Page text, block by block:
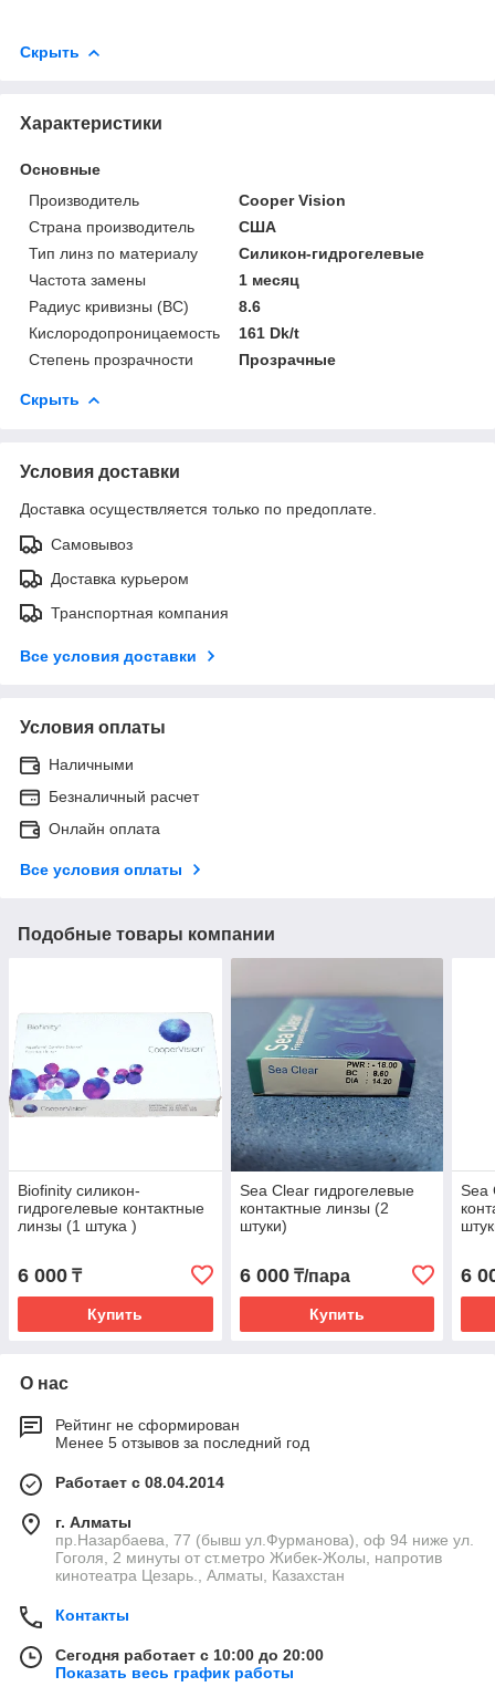
Скрыть
Характеристики
Основные
Производитель
Cooper Vision
Страна производитель
США
Тип линз по материалу
Силикон-гидрогелевые
Частота замены
1 месяц
Радиус кривизны (BC)
8.6
Кислородопроницаемость
161 Dk/t
Степень прозрачности
Прозрачные
Скрыть
Условия доставки
Доставка осуществляется только по предоплате.
Самовывоз
Доставка курьером
Транспортная компания
Все условия доставки
Условия оплаты
Наличными
Безналичный расчет
Онлайн оплата
Все условия оплаты
Подобные товары компании
Biofinity силикон-
гидрогелевые контактные
линзы (1 штука )
6 000 ₸
Купить
Sea Clear гидрогелевые
контактные линзы (2
штуки)
6 000₸/пара
Купить
Sea
6
О нас
Рейтинг не сформирован
Менее 5 отзывов за последний год
Работает с 08.04.2014
г. Алматы
пр.Назарбаева, 77 (бывш ул.Фурманова), оф 94 ниже ул.
Гоголя, 2 минуты от ст.метро Жибек-Жолы, напротив
кинотеатра Цезарь., Алматы, Казахстан
Контакты
Сегодня работает с 10:00 до 20:00
Показать весь график работы